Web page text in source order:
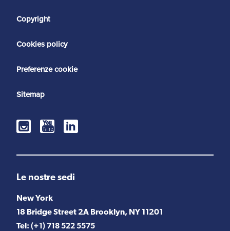
Copyright
Cookies policy
Preferenze cookie
Sitemap
Le nostre sedi
New York
18 Bridge Street 2A Brooklyn, NY 11201
Tel: (+1) 718 522 5575